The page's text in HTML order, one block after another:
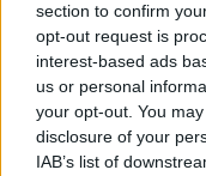
section to confirm
opt-out request is
interest-based ads
us or personal
your opt-out. You
disclosure of your
IAB’s list of
Pour prolonger
Vous aimez
Télécharger
Télécharger